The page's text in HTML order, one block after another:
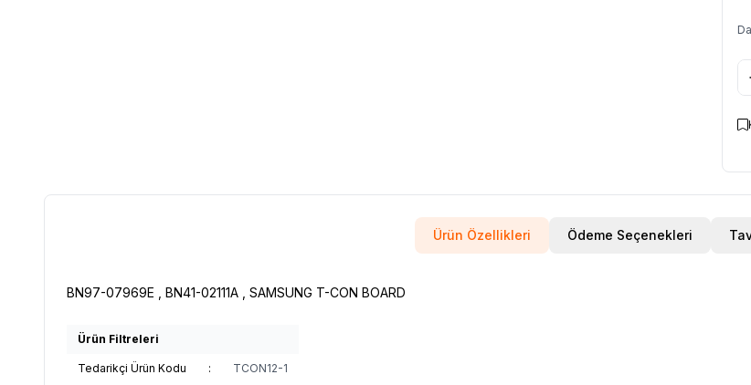
Ürün Özellikleri Ödeme Seçenekleri
BN97-07969E , BN41-02111A , SAMSUNG T-CON BOARD
Ürün Filtreleri
Tedarikçi Ürün Kodu : TCON12-1